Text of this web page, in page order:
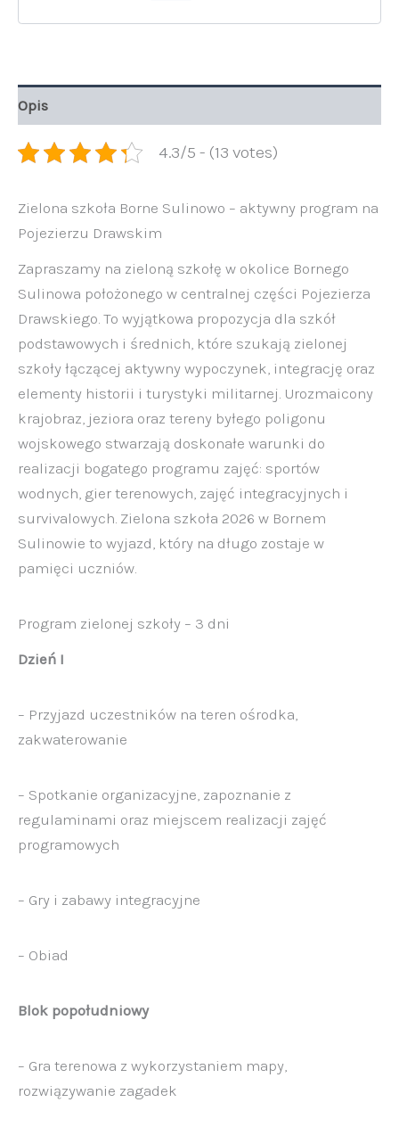
Opis
4.3/5 - (13 votes)
Zielona szkoła Borne Sulinowo – aktywny program na
Pojezierzu Drawskim
Zapraszamy na zieloną szkołę w okolice Bornego
Sulinowa położonego w centralnej części Pojezierza
Drawskiego. To wyjątkowa propozycja dla szkół
podstawowych i średnich, które szukają zielonej
szkoły łączącej aktywny wypoczynek, integrację oraz
elementy historii i turystyki militarnej. Urozmaicony
krajobraz, jeziora oraz tereny byłego poligonu
wojskowego stwarzają doskonałe warunki do
realizacji bogatego programu zajęć: sportów
wodnych, gier terenowych, zajęć integracyjnych i
survivalowych. Zielona szkoła 2026 w Bornem
Sulinowie to wyjazd, który na długo zostaje w
pamięci uczniów.
Program zielonej szkoły – 3 dni
Dzień I
– Przyjazd uczestników na teren ośrodka,
zakwaterowanie
– Spotkanie organizacyjne, zapoznanie z
regulaminami oraz miejscem realizacji zajęć
programowych
– Gry i zabawy integracyjne
– Obiad
Blok popołudniowy
– Gra terenowa z wykorzystaniem mapy,
rozwiązywanie zagadek